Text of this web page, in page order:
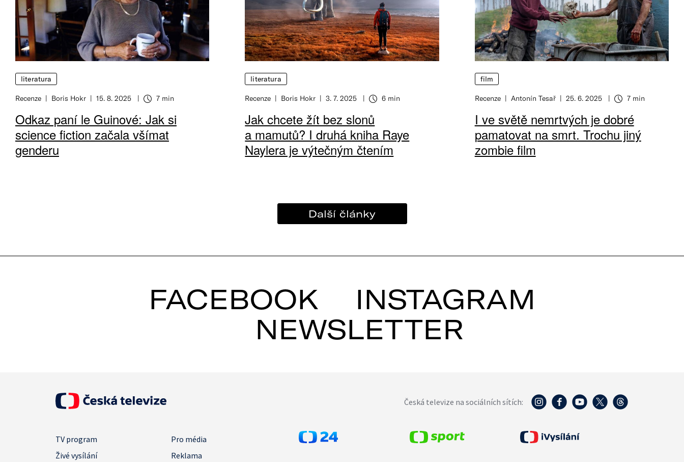
literatura
Recenze Boris Hokr 15. 8. 2025 7 min
Odkaz paní le Guinové: Jak si
science fiction začala všímat
genderu
literatura
Recenze Boris Hokr 3. 7. 2025 6 min
Jak chcete žít bez slonů
a mamutů? I druhá kniha Raye
Naylera je výtečným čtením
film
Recenze Antonín Tesař 25. 6. 2025
Doba čtení 7 min
I ve světě nemrtvých je dobré
pamatovat na smrt. Trochu jiný
zombie film
Další články
FACEBOOK
INSTAGRAM
NEWSLETTER
Česká televize na sociálních sítích:
TV program
Pro média
Živé vysílání
Reklama